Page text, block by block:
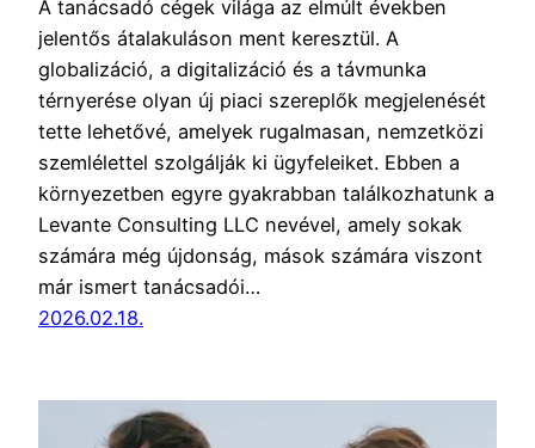
A tanácsadó cégek világa az elmúlt években
jelentős átalakuláson ment keresztül. A
globalizáció, a digitalizáció és a távmunka
térnyerése olyan új piaci szereplők megjelenését
tette lehetővé, amelyek rugalmasan, nemzetközi
szemlélettel szolgálják ki ügyfeleiket. Ebben a
környezetben egyre gyakrabban találkozhatunk a
Levante Consulting LLC nevével, amely sokak
számára még újdonság, mások számára viszont
már ismert tanácsadói…
2026.02.18.